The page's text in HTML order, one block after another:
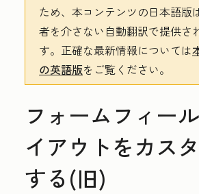
ため、本コンテンツの日本語版
者を介さない自動翻訳で提供さ
す。 正確な最新情報については
の英語版をご覧ください。
フォームフィー
イアウトをカス
する(旧)